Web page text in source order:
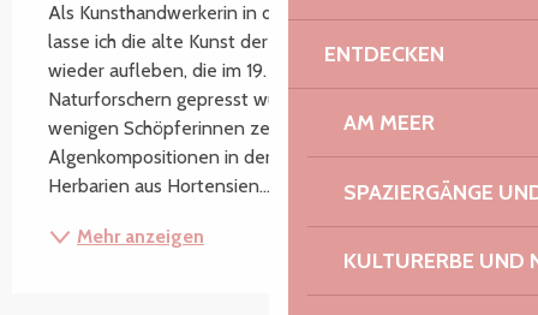
ENTDECKEN
AM MEER
SPAZIERGÄNGE
KULTURERBE UND
Als Kunsthandwerkerin in der Nähe von Paimpol
lasse ich die alte Kunst der Algenkompositionen
wieder aufleben, die im 19. Jahrhundert von
Naturforschern gepresst wurden. Als eine der
wenigen Schöpferinnen zeitgenössischer
Algenkompositionen in der Bretagne stelle ich auch
Herbarien aus Hortensien...
Mehr anzeigen